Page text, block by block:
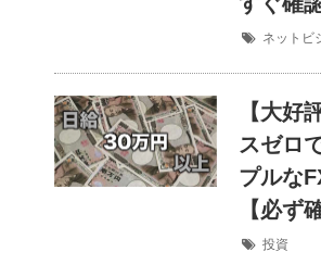
ネットビ
【大好
スゼロ
プルな
【必ず
投資